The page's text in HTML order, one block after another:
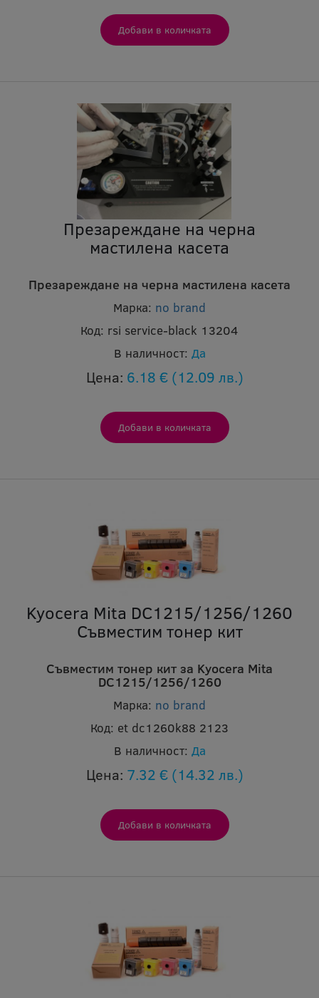
Презареждане на черна
мастилена касета
Презареждане на черна мастилена касета
Марка: no brand
Код: rsi service-black 13204
В наличност: Да
Цена: 6.18 € (12.09 лв.)
Kyocera Mita DC1215/1256/1260
Съвместим тонер кит
Съвместим тонер кит за Kyocera Mita
DC1215/1256/1260
Марка: no brand
Код: et dc1260k88 2123
В наличност: Да
Цена: 7.32 € (14.32 лв.)